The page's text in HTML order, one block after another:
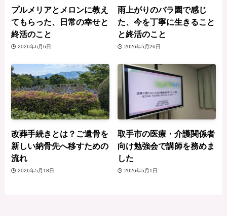
プルメリアとメロンに教え
てもらった、日常の幸せと
終活のこと
2026年6月6日
雨上がりのバラ園で感じ
た、今を丁寧に生きること
と終活のこと
2026年5月26日
改葬手続きとは？ご遺骨を
新しい納骨先へ移すための
流れ
2026年5月18日
取手市の医療・介護関係者
向け勉強会で講師を務めま
した
2026年5月1日